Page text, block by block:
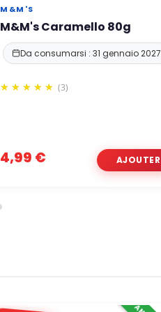
M&M'S
M&M's Caramello 80g
Da consumarsi : 31 gennaio 2027
(3)
4,99 €